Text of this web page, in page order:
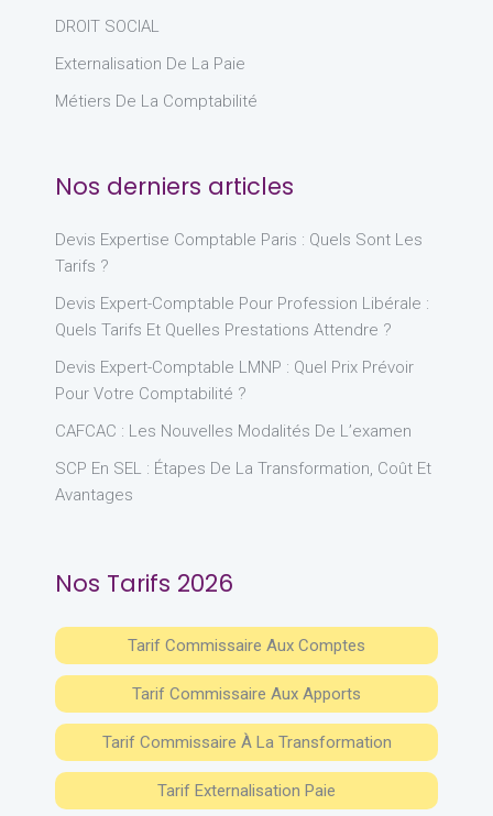
DROIT SOCIAL
Externalisation De La Paie
Métiers De La Comptabilité
Nos derniers articles
Devis Expertise Comptable Paris : Quels Sont Les
Tarifs ?
Devis Expert-Comptable Pour Profession Libérale :
Quels Tarifs Et Quelles Prestations Attendre ?
Devis Expert-Comptable LMNP : Quel Prix Prévoir
Pour Votre Comptabilité ?
CAFCAC : Les Nouvelles Modalités De L’examen
SCP En SEL : Étapes De La Transformation, Coût Et
Avantages
Nos Tarifs 2026
Tarif Commissaire Aux Comptes
Tarif Commissaire Aux Apports
Tarif Commissaire À La Transformation
Tarif Externalisation Paie